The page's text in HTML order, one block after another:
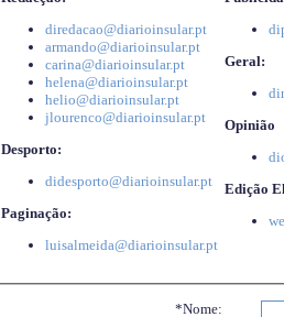
diredacao@diarioinsular.pt
armando@diarioinsular.pt
carina@diarioinsular.pt
helena@diarioinsular.pt
helio@diarioinsular.pt
jlourenco@diarioinsular.pt
Desporto:
didesporto@diarioinsular.pt
Paginação:
luisalmeida@diarioinsular.pt
Geral:
Opinião
Edição
*Nome: